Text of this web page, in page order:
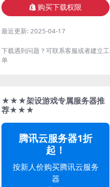
购买下载权限
最近更新: 2025-04-17
下载遇到问题？可联系客服或者建立工
单
★★★架设游戏专属服务器推
荐★★★
腾讯云服务器1折
起！
按新人价购买腾讯云服务
器